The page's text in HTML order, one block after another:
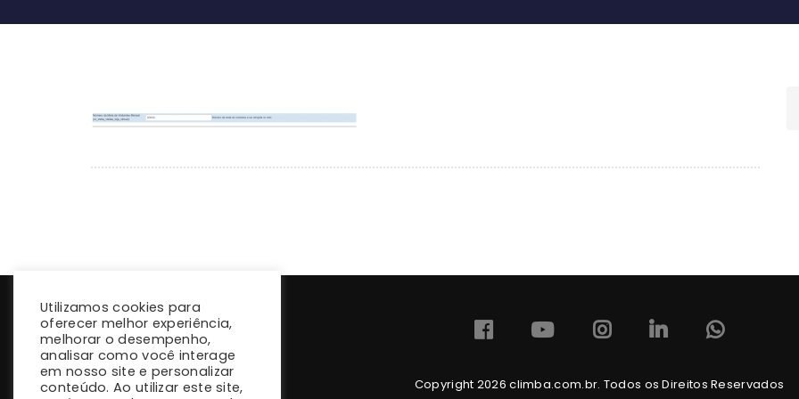
Copyright 2026 climba.com.br. Todos os Direitos Reservados
Utilizamos cookies para
oferecer melhor experiência,
melhorar o desempenho,
analisar como você interage
em nosso site e personalizar
conteúdo. Ao utilizar este site,